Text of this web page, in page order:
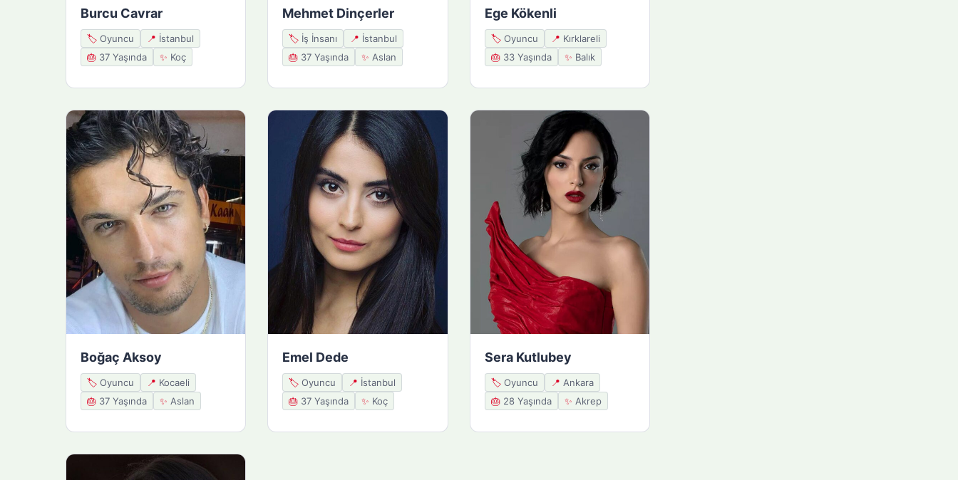
Burcu Cavrar
🏷️ Oyuncu 📍 İstanbul
🎂 37 Yaşında ✨ Koç
Mehmet Dinçerler
🏷️ İş İnsanı 📍 İstanbul
🎂 37 Yaşında ✨ Aslan
Ege Kökenli
🏷️Oyuncu 📍 Kırklareli
🎂33 Yaşında ✨ Balık
Boğaç Aksoy
🏷️ Oyuncu 📍 Kocaeli
🎂 37 Yaşında ✨ Aslan
Emel Dede
🏷️ Oyuncu 📍 İstanbul
🎂 37 Yaşında ✨ Koç
Sera Kutlubey
🏷️Oyuncu 📍 Ankara
🎂28 Yaşında ✨ Akrep